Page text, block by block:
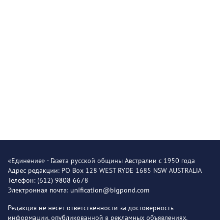
«Единение» - Газета русской общины Австралии с 1950 года
Адрес редакции: PO Box 128 WEST RYDE 1685 NSW AUSTRALIA
Телефон: (612) 9808 6678
Электронная почта: unification@bigpond.com
Редакция не несет ответственности за достоверность
информации, опубликованной в рекламных объявлениях.